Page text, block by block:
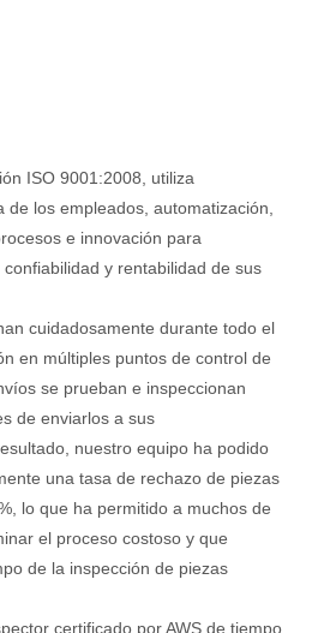
ISO 9001:2008, utiliza
de los empleados, automatización,
e innovación para
y rentabilidad de sus
cuidadosamente durante todo el
en múltiples puntos de control de
se prueban e inspeccionan
de enviarlos a sus
nuestro equipo ha podido
una tasa de rechazo de piezas
lo que ha permitido a muchos de
el proceso costoso y que
de la inspección de piezas
certificado por AWS de tiempo